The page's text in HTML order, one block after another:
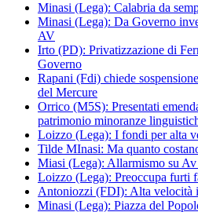
Minasi (Lega): Calabria da
Minasi (Lega): Da Governo
AV
Irto (PD): Privatizzazione di
Governo
Rapani (Fdi) chiede
del Mercure
Orrico (M5S): Presentati
patrimonio minoranze
Loizzo (Lega): I fondi per alta
Tilde MInasi: Ma quanto
Miasi (Lega): Allarmismo su
Loizzo (Lega): Preoccupa furti
Antoniozzi (FDI): Alta velocità
Minasi (Lega): Piazza del